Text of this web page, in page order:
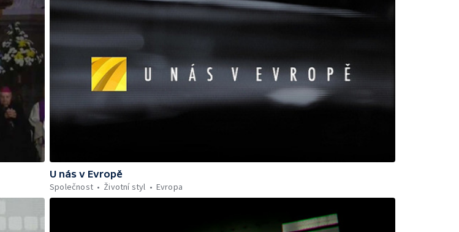
U nás v Evropě
Společnost
Životní styl Evropa